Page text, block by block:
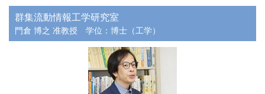
群集流動情報工学研究室
門倉 博之 准教授 学位：博士（工学）